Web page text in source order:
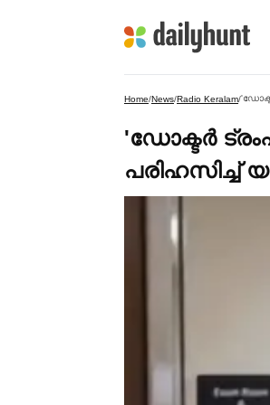
Home/News/Radio Keralam/
'ഡോക്ടര്‍